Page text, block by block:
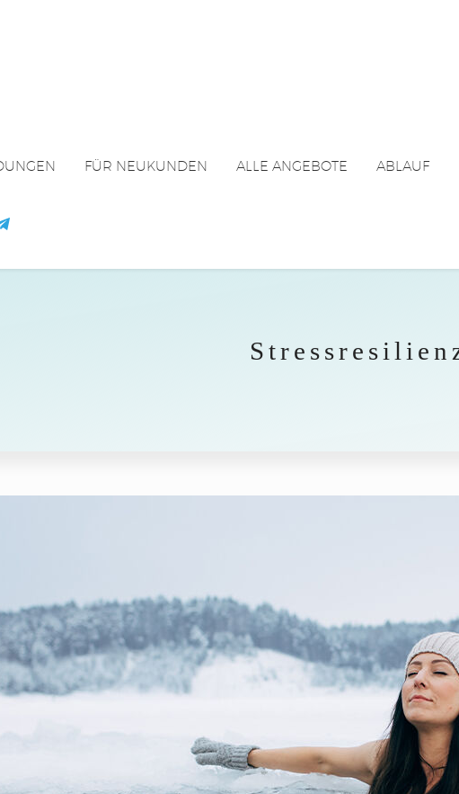
FÜR NEUKUNDEN ALLE ANGEBOTE ABLAUF